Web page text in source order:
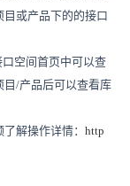
或产品下的的接口
口空间首页中可以查
目/产品后可以查看库
解操作详情： http